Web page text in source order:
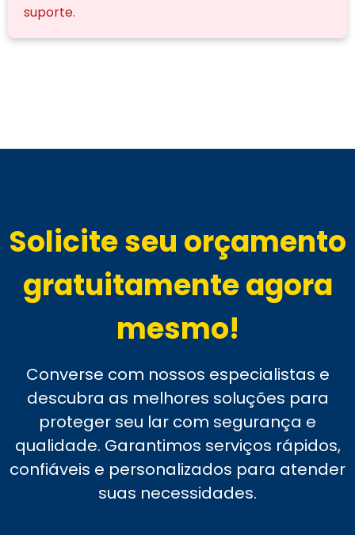
suporte.
Solicite seu orçamento
gratuitamente agora
mesmo!
Converse com nossos especialistas e
descubra as melhores soluções para
proteger seu lar com segurança e
qualidade. Garantimos serviços rápidos,
confiáveis e personalizados para atender
suas necessidades.